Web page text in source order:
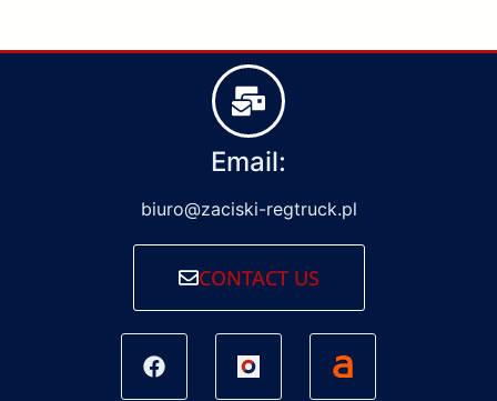
Email:
biuro@zaciski-regtruck.pl
CONTACT US